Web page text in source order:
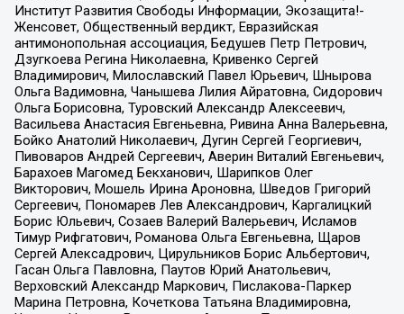
Институт Развития Свободы Информации, Экозащита!-
Женсовет, Общественный вердикт, Евразийская
антимонопольная ассоциация, Бедушев Петр Петрович,
Дзугкоева Регина Николаевна, Кривенко Сергей
Владимирович, Милославский Павел Юрьевич, Шнырова
Ольга Вадимовна, Чанышева Лилия Айратовна, Сидорович
Ольга Борисовна, Туровский Александр Алексеевич,
Васильева Анастасия Евгеньевна, Ривина Анна Валерьевна,
Бойко Анатолий Николаевич, Дугин Сергей Георгиевич,
Пивоваров Андрей Сергеевич, Аверин Виталий Евгеньевич,
Барахоев Магомед Бекханович, Шарипков Олег
Викторович, Мошель Ирина Ароновна, Шведов Григорий
Сергеевич, Пономарев Лев Александрович, Каргалицкий
Борис Юльевич, Созаев Валерий Валерьевич, Исламов
Тимур Рифгатович, Романова Ольга Евгеньевна, Щаров
Сергей Алексадрович, Цирульников Борис Альбертович,
Гасан Ольга Павловна, Паутов Юрий Анатольевич,
Верховский Александр Маркович, Пислакова-Паркер
Марина Петровна, Кочеткова Татьяна Владимировна,